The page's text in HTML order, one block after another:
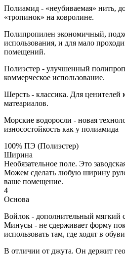
Полиамид - «неубиваемая» нить,
«тропинок» на ковролине.
Полипропилен экономичный,
использования, и для мало
помещений.
Полиэстер - улучшенный
коммерческое использование.
Шерсть - классика. Для ценителей
матеариалов.
Морские водоросли - новая
износостойкость как у полиамида
100% ПЭ (Полиэстер)
Ширина
Необязательное поле. Это
Можем сделать любую ширину
ваше помещение.
4
Основа
Войлок - дополнительный мягкий
Минусы - не сдерживает форму
использовать там, где ходят в
В отличии от джута. Он держит